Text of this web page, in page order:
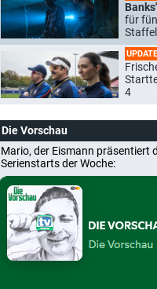
für
UPDATE
4
Die Vorschau
Mario, der Eismann präsentiert
Serienstarts der Woche: